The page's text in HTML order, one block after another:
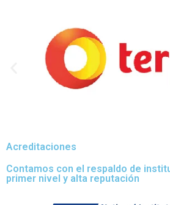
Acreditaciones
Contamos con el respaldo de
primer nivel y alta reputación